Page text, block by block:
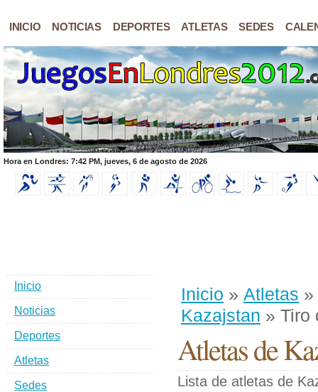
INICIO NOTICIAS DEPORTES ATLETAS SEDES
Hora en Londres: 7:42 PM, jueves, 6 de agosto de 2026
Inicio » Atletas »
Kazajstan » Tiro
Atletas de
Lista de atletas de
Inicio
Noticias
Deportes
Atletas
Sedes